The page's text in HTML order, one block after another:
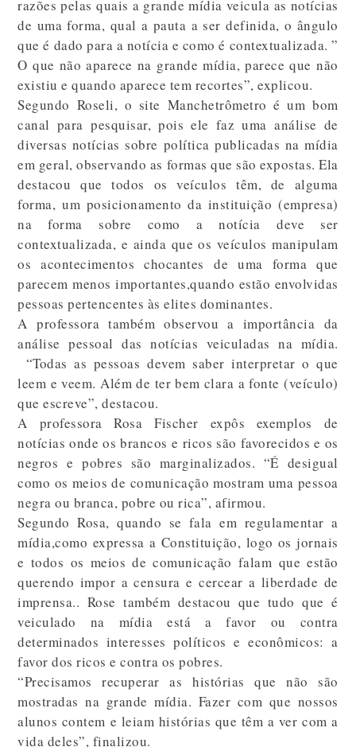
razões pelas quais a grande mídia veicula as notícias
de uma forma, qual a pauta a ser definida, o ângulo
que é dado para a notícia e como é contextualizada. ”
O que não aparece na grande mídia, parece que não
existiu e quando aparece tem recortes”, explicou.
Segundo Roseli, o site Manchetrômetro é um bom
canal para pesquisar, pois ele faz uma análise de
diversas notícias sobre política publicadas na mídia
em geral, observando as formas que são expostas. Ela
destacou que todos os veículos têm, de alguma
forma, um posicionamento da instituição (empresa)
na forma sobre como a notícia deve ser
contextualizada, e ainda que os veículos manipulam
os acontecimentos chocantes de uma forma que
parecem menos importantes,quando estão envolvidas
pessoas pertencentes às elites dominantes.
A professora também observou a importância da
análise pessoal das notícias veiculadas na mídia.
“Todas as pessoas devem saber interpretar o que
leem e veem. Além de ter bem clara a fonte (veículo)
que escreve”, destacou.
A professora Rosa Fischer expôs exemplos de
notícias onde os brancos e ricos são favorecidos e os
negros e pobres são marginalizados. “É desigual
como os meios de comunicação mostram uma pessoa
negra ou branca, pobre ou rica”, afirmou.
Segundo Rosa, quando se fala em regulamentar a
mídia,como expressa a Constituição, logo os jornais
e todos os meios de comunicação falam que estão
querendo impor a censura e cercear a liberdade de
imprensa.. Rose também destacou que tudo que é
veiculado na mídia está a favor ou contra
determinados interesses políticos e econômicos: a
favor dos ricos e contra os pobres.
“Precisamos recuperar as histórias que não são
mostradas na grande mídia. Fazer com que nossos
alunos contem e leiam histórias que têm a ver com a
vida deles”, finalizou.